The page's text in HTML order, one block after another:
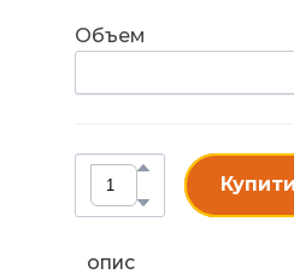
Объем
Купити
ОПИС